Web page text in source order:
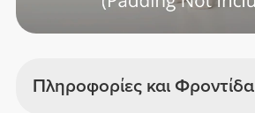
Πληροφορίες και Φροντίδα